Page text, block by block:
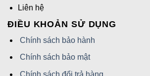
Liên hệ
ĐIỀU KHOẢN SỬ DỤNG
Chính sách bảo hành
Chính sách bảo mật
Chính sách đổi trả hàng